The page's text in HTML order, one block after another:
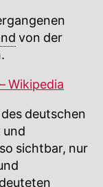
von der
Wikipedia
deutschen
und
sichtbar, nur